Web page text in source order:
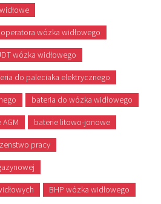
wózka widłowego
wózka widłowego
do paleciaka elektrycznego
bateria do wózka widłowego
baterie litowo-jonowe
pracy
BHP wózka widłowego